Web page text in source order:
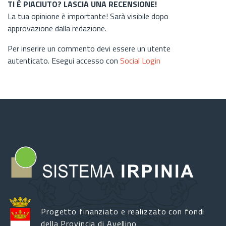
TI È PIACIUTO? LASCIA UNA RECENSIONE!
La tua opinione è importante! Sarà visibile dopo
approvazione dalla redazione.
Per inserire un commento devi essere un utente
autenticato. Esegui accesso con Social Login
Progetto finanziato e realizzato con fondi
della Provincia di Avellino